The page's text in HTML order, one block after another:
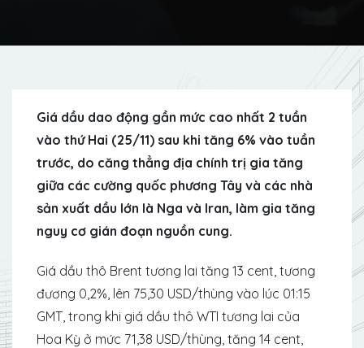
Giá dầu dao động gần mức cao nhất 2 tuần
vào thứ Hai (25/11) sau khi tăng 6% vào tuần
trước, do căng thẳng địa chính trị gia tăng
giữa các cường quốc phương Tây và các nhà
sản xuất dầu lớn là Nga và Iran, làm gia tăng
nguy cơ gián đoạn nguồn cung.
Giá dầu thô Brent tương lai tăng 13 cent, tương
đương 0,2%, lên 75,30 USD/thùng vào lúc 01:15
GMT, trong khi giá dầu thô WTI tương lai của
Hoa Kỳ ở mức 71,38 USD/thùng, tăng 14 cent,